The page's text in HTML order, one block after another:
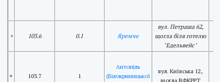
+ 103.6 0.1 Яремче
вул. Петраша 62,
щогла біля готелю
"Едельвейс"
+ 103.7 1
Антопіль
(Білокриницької
вул. Київська 12,
щогла ВФКРРТ